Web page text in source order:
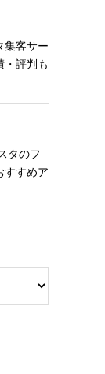
集客サー
・評判も
タのフ
すすめア